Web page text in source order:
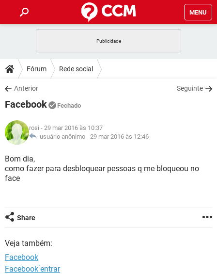
MENU
CELULAR
OUTLOOK
INSTAGRAM
GUIA DE COMPRAS
DICAS
JOGOS
INSTAGRAM
GUIA DE COMPRAS
DOWNLOADS
JOGOS
CELULAR
OUTLOOK EXCEL
INSTAGRAM
GUIA DE COMPRAS
JOGOS
CELULAR
OUTLOOK
INSTAGRAM
GLOSSÁRIO
JOGOS
CELULAR FACEBOOK
GUIA DE COMPRAS
Fórum Rede social
Anterior Seguinte
Facebook Fechado
rosi - 29 mar 2016 às 10:37
usuário anônimo - 29 mar 2016 às 12:46
Bom dia,
como fazer para desbloquear pessoas q me bloqueou no
face
Share
Veja também:
Facebook
Facebook ́entrar